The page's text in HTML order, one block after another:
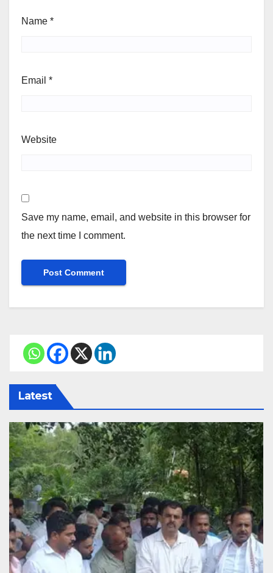
Name *
Email *
Website
Save my name, email, and website in this browser for
the next time I comment.
Latest